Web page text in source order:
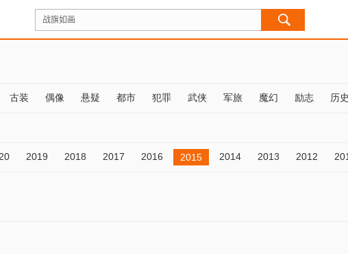
古装 偶像 悬疑 都市 犯罪 武侠 军旅 魔幻 励志 历史
2019 2018 2017 2016 2015 2014 2013 2012